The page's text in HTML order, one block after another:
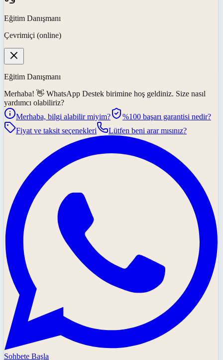
Eğitim Danışmanı
Çevrimiçi (online)
Eğitim Danışmanı
Merhaba! 👋 WhatsApp Destek birimine hoş geldiniz. Size nasıl
yardımcı olabiliriz?
Merhaba, bilgi alabilir miyim?
%100 başarı garantisi nedir?
Fiyat ve taksit seçenekleri
Lütfen beni arar mısınız?
Sohbete Başla